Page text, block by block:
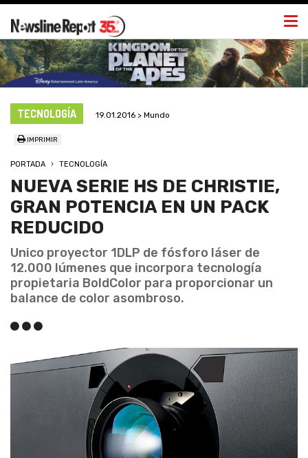
TECNOLOGÍA 19.01.2016 > Mundo
IMPRIMIR
PORTADA TECNOLOGÍA
NUEVA SERIE HS DE CHRISTIE,
GRAN POTENCIA EN UN PACK
REDUCIDO
Unico proyector 1DLP de fósforo láser de
12.000 lúmenes que incorpora tecnología
propietaria BoldColor para proporcionar un
balance de color asombroso.